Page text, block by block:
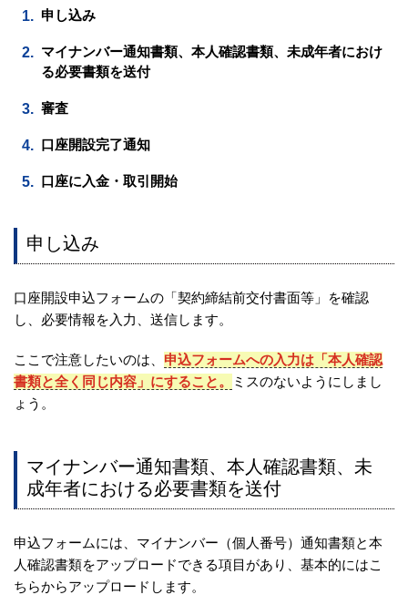
申し込み
マイナンバー通知書類、本人確認書類、未成年者におけ
る必要書類を送付
審査
口座開設完了通知
口座に入金・取引開始
申し込み
口座開設申込フォームの「契約締結前交付書面等」を確認
し、必要情報を入力、送信します。
ここで注意したいのは、 申込フォームへの入力は「本人確認
書類と全く同じ内容」にすること。
ミスのないようにしまし
ょう。
マイナンバー通知書類、本人確認書類、未
成年者における必要書類を送付
申込フォームには、マイナンバー（個人番号）通知書類と本
人確認書類をアップロードできる項目があり、基本的にはこ
ちらからアップロードします。